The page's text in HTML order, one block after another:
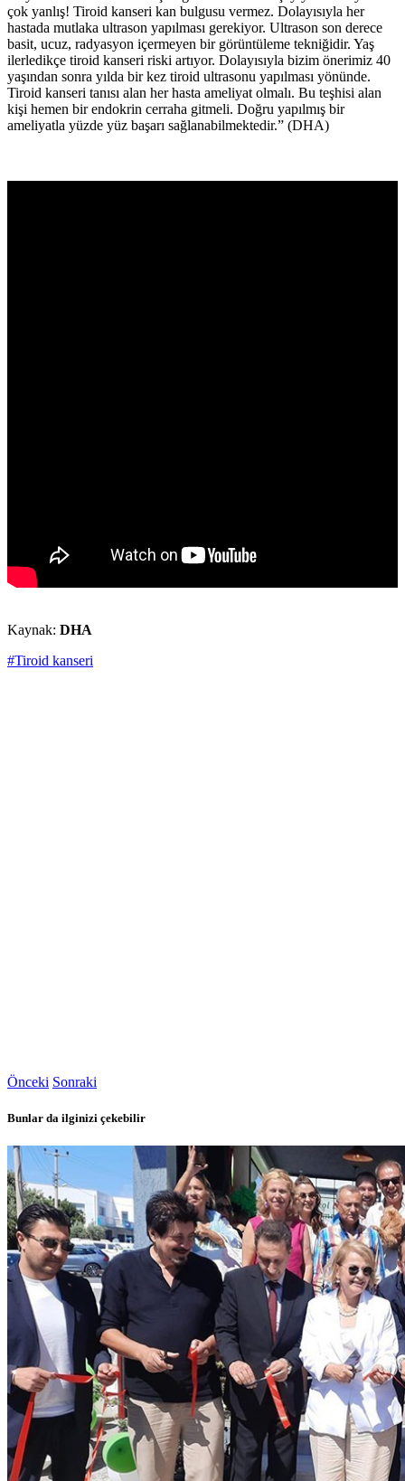
çok yanlış! Tiroid kanseri kan bulgusu vermez. Dolayısıyla her
hastada mutlaka ultrason yapılması gerekiyor. Ultrason son derece
basit, ucuz, radyasyon içermeyen bir görüntüleme tekniğidir. Yaş
ilerledikçe tiroid kanseri riski artıyor. Dolayısıyla bizim önerimiz 40
yaşından sonra yılda bir kez tiroid ultrasonu yapılması yönünde.
Tiroid kanseri tanısı alan her hasta ameliyat olmalı. Bu teşhisi alan
kişi hemen bir endokrin cerraha gitmeli. Doğru yapılmış bir
ameliyatla yüzde yüz başarı sağlanabilmektedir.” (DHA)
Kaynak: DHA
#Tiroid kanseri
Önceki Sonraki
Bunlar da ilginizi çekebilir